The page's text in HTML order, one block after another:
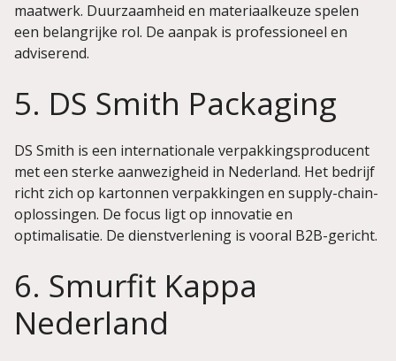
maatwerk. Duurzaamheid en materiaalkeuze spelen
een belangrijke rol. De aanpak is professioneel en
adviserend.
5. DS Smith Packaging
DS Smith is een internationale verpakkingsproducent
met een sterke aanwezigheid in Nederland. Het bedrijf
richt zich op kartonnen verpakkingen en supply-chain-
oplossingen. De focus ligt op innovatie en
optimalisatie. De dienstverlening is vooral B2B-gericht.
6. Smurfit Kappa
Nederland